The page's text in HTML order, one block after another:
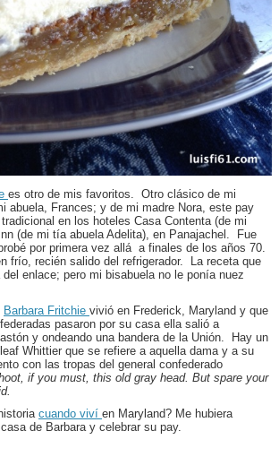
es otro de mis favoritos. Otro clásico de mi
abuela, Frances; y de mi madre Nora, este pay
en los hoteles Casa Contenta (de mi
(de mi tía abuela Adelita), en Panajachel. Fue
por primera vez allá a finales de los años 70.
frío, recién salido del refrigerador. La receta que
enlace; pero mi bisabuela no le ponía nuez
Barbara Fritchie vivió en Frederick, Maryland y que
pasaron por su casa ella salió a
y ondeando una bandera de la Unión. Hay un
Whittier que se refiere a aquella dama y a su
con las tropas del general confederado
if you must, this old gray head. But spare your
cuando viví en Maryland? Me hubiera
de Barbara y celebrar su pay.